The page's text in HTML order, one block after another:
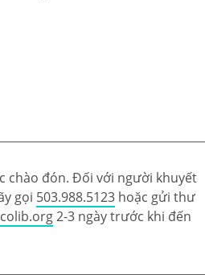
chào đón. Đối với người khuyết
gọi 503.988.5123 hoặc gửi thư
2-3 ngày trước khi đến